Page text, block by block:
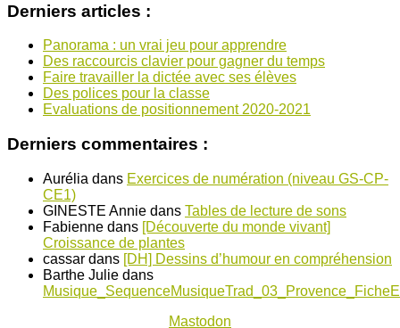
Derniers articles :
Panorama : un vrai jeu pour apprendre
Des raccourcis clavier pour gagner du temps
Faire travailler la dictée avec ses élèves
Des polices pour la classe
Evaluations de positionnement 2020-2021
Derniers commentaires :
Aurélia dans Exercices de numération (niveau GS-CP-
CE1)
GINESTE Annie dans Tables de lecture de sons
Fabienne dans [Découverte du monde vivant]
Croissance de plantes
cassar dans [DH] Dessins d’humour en compréhension
Barthe Julie dans
Mastodon